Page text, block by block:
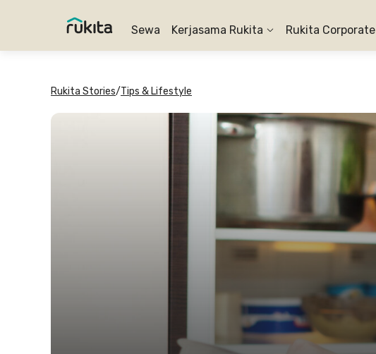
Sewa Kerjasama Rukita Rukita Corporate
Rukita Stories/Tips & Lifestyle